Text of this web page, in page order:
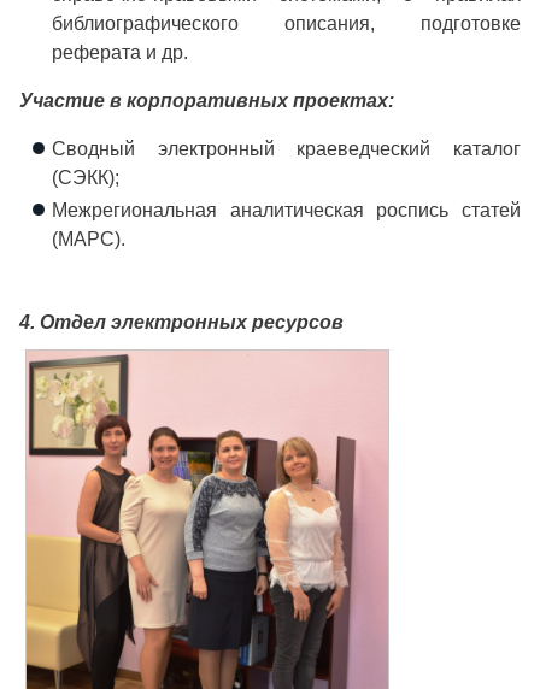
библиографического описания, подготовке
реферата и др.
Участие в корпоративных проектах:
Сводный электронный краеведческий каталог
(СЭКК);
Межрегиональная аналитическая роспись статей
(МАРС).
4. Отдел электронных ресурсов